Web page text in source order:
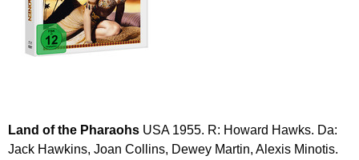
Land of the Pharaohs USA 1955. R: Howard Hawks. Da:
Jack Hawkins, Joan Collins, Dewey Martin, Alexis Minotis.